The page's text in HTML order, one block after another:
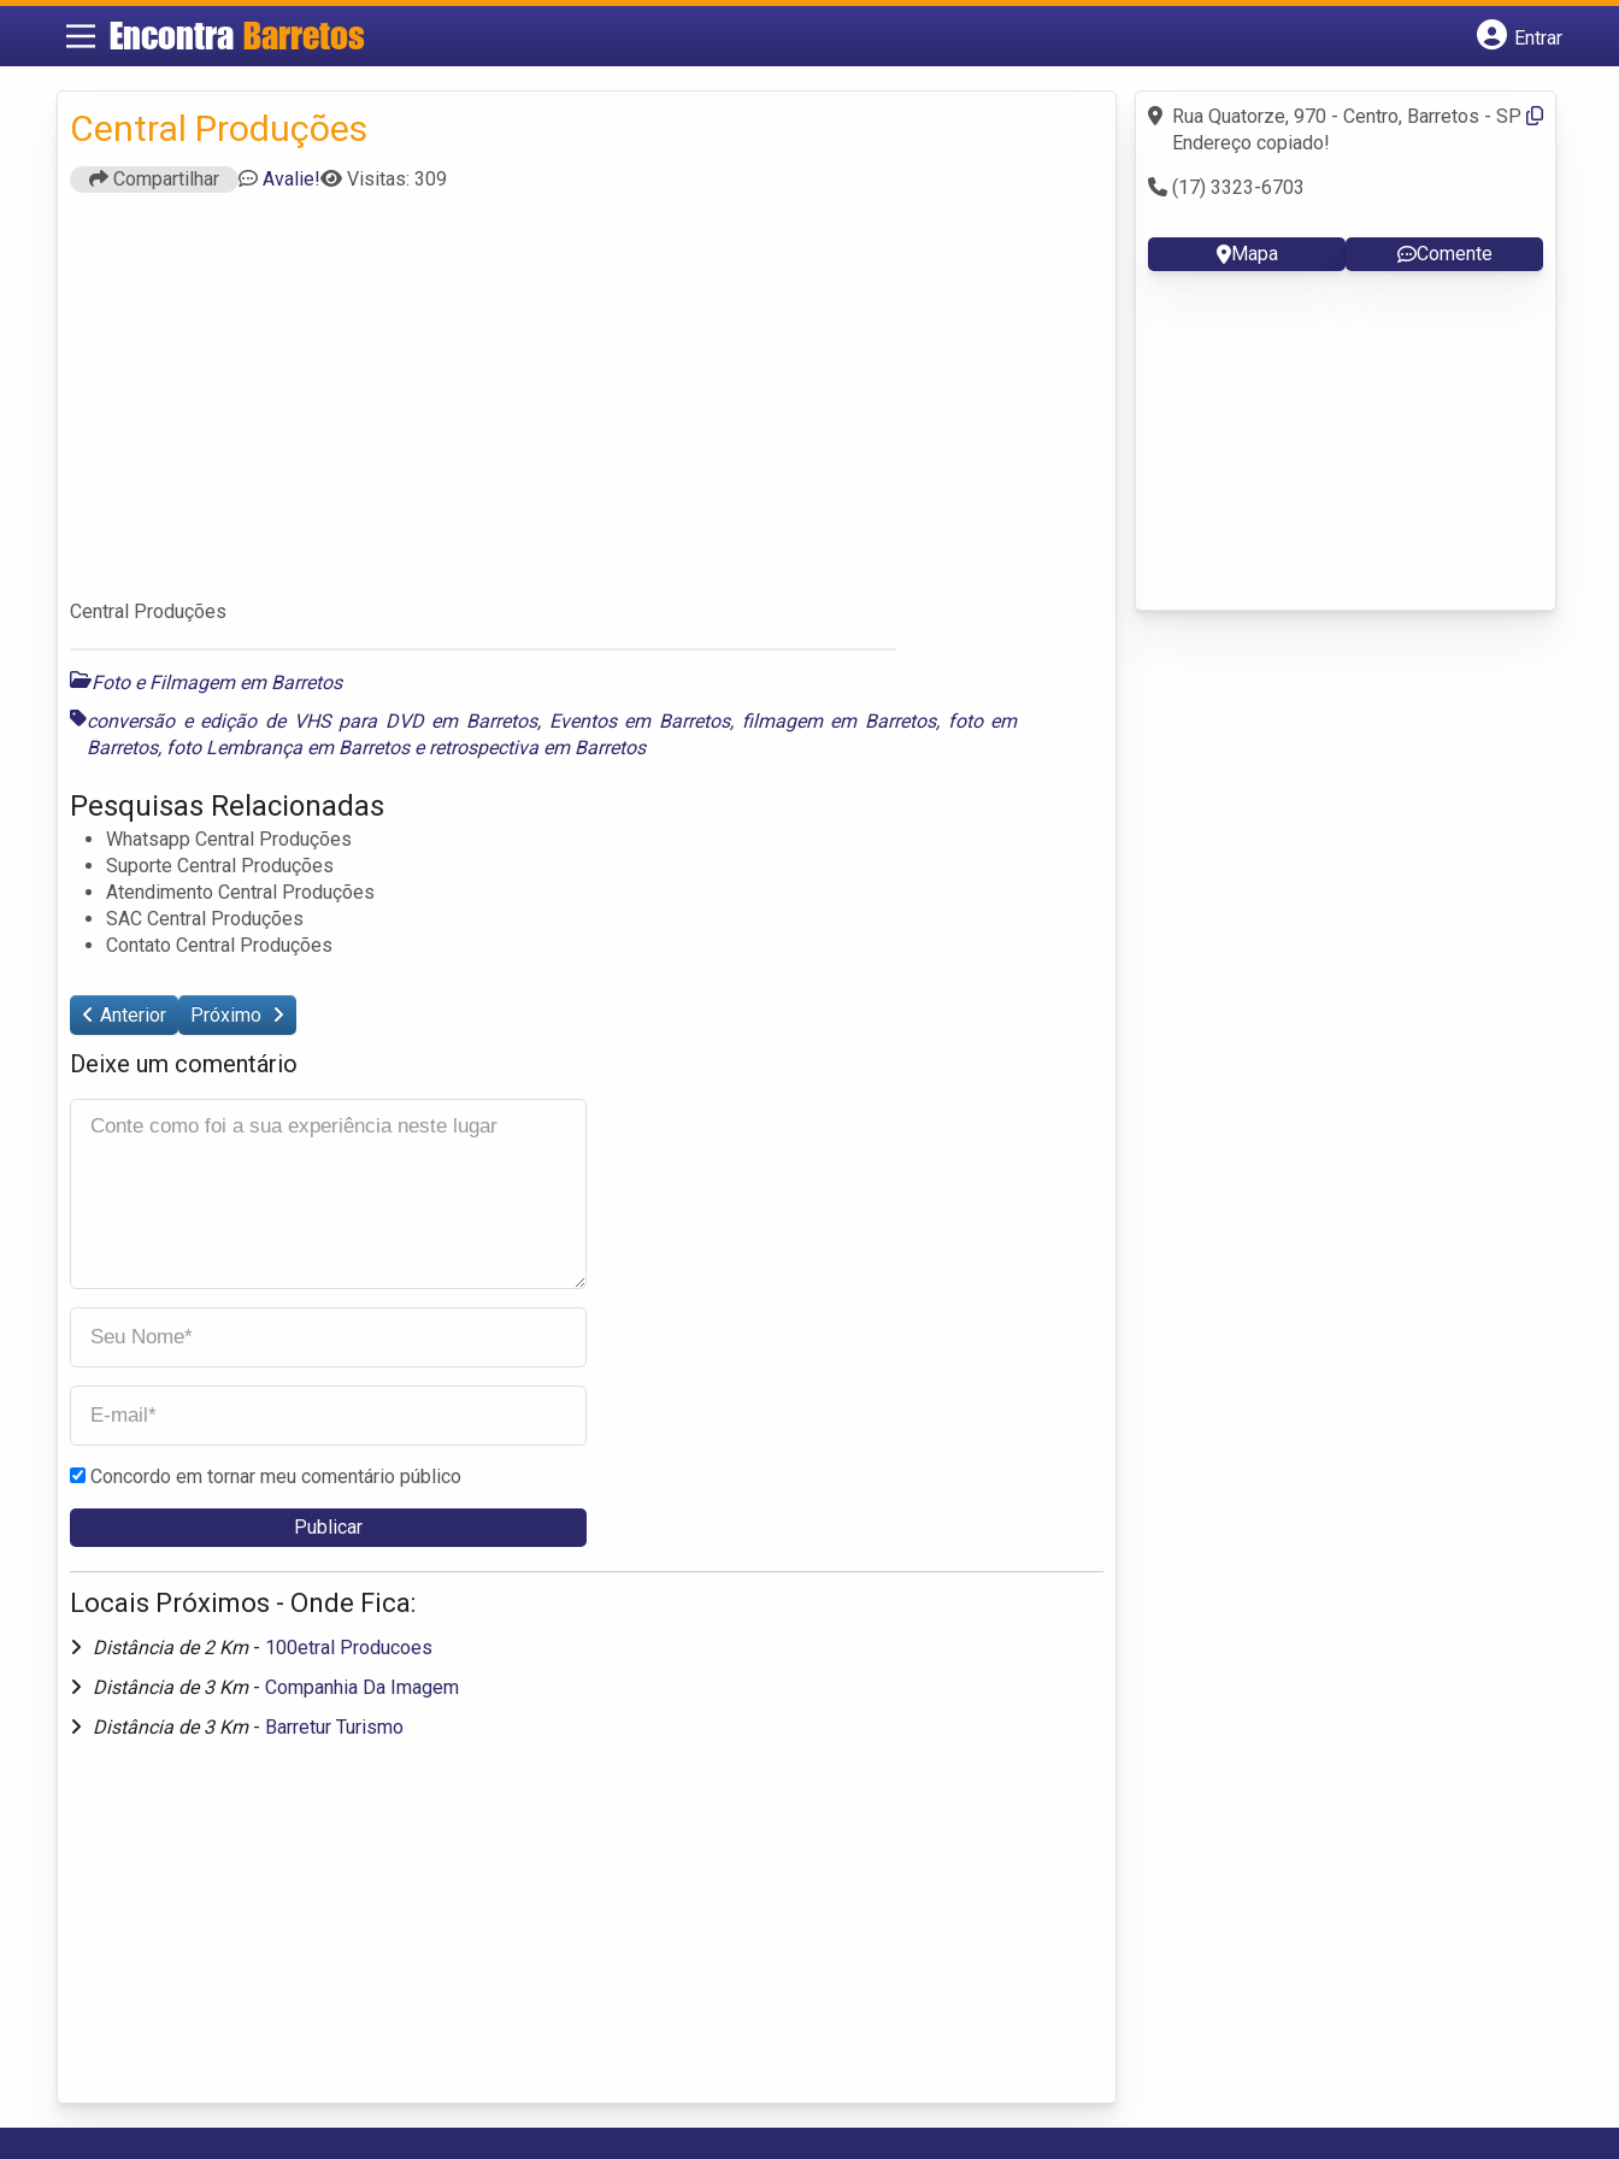
EncontraBarretos
Entrar
Fazer login
Criar conta
Central Produções
Compartilhar Avalie! Visitas: 309
Central Produções
Foto e Filmagem em Barretos
conversão e edição de VHS para DVD em Barretos, Eventos em Barretos, filmagem em Barretos, foto em
Barretos, foto Lembrança em Barretoseretrospectiva em Barretos
Pesquisas Relacionadas
Whatsapp Central Produções
Suporte Central Produções
Atendimento Central Produções
SAC Central Produções
Contato Central Produções
Anterior Próximo
Deixe um comentário
Concordo em tornar meu comentário público
Locais Próximos - Onde Fica:
Distância de 2 Km - 100etral Producoes
Distância de 3 Km - Companhia Da Imagem
Distância de 3 Km - Barretur Turismo
Rua Quatorze, 970 - Centro, Barretos - SP
Endereço copiado!
(17) 3323-6703
Mapa Comente